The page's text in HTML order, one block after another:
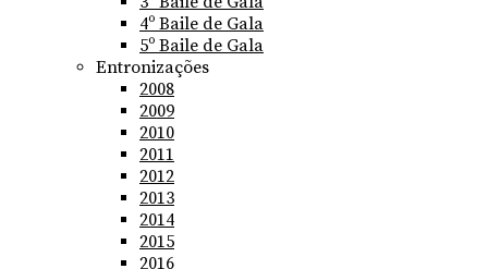
4º Baile de Gala
5º Baile de Gala
Entronizações
2008
2009
2010
2011
2012
2013
2014
2015
2016